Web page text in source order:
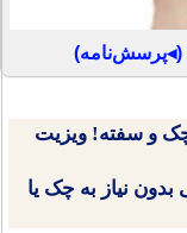
(◂پرسش‌نامه)
چک و سفته! ویزیت
بدون نیاز به چک یا